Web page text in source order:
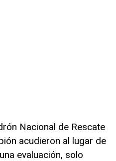
Nacional de Rescate
acudieron al lugar de
evaluación, solo